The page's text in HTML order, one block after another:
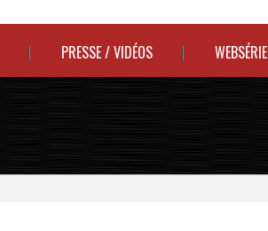
PRESSE / VIDÉOS WEBSÉRIE